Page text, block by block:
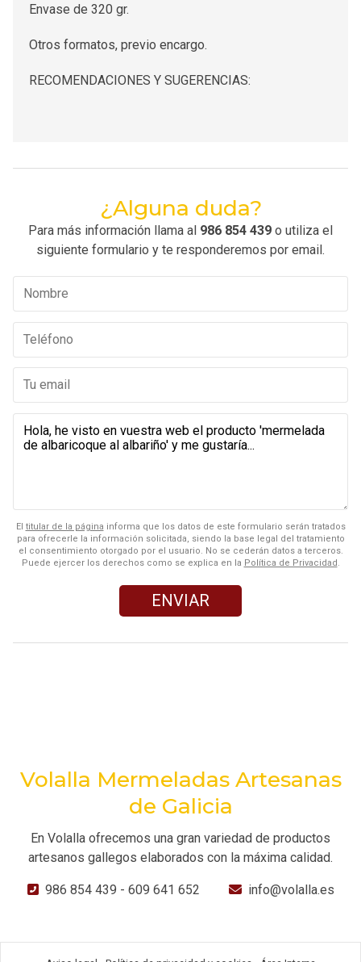
Envase de 320 gr.
Otros formatos, previo encargo.
RECOMENDACIONES Y SUGERENCIAS:
¿Alguna duda?
Para más información llama al 986 854 439 o utiliza el
siguiente formulario y te responderemos por email.
El titular de la página informa que los datos de este formulario serán tratados
para ofrecerle la información solicitada, siendo la base legal del tratamiento
el consentimiento otorgado por el usuario. No se cederán datos a terceros.
Puede ejercer los derechos como se explica en la Política de Privacidad.
Volalla Mermeladas Artesanas
de Galicia
En Volalla ofrecemos una gran variedad de productos
artesanos gallegos elaborados con la máxima calidad.
986 854 439 - 609 641 652 info@volalla.es